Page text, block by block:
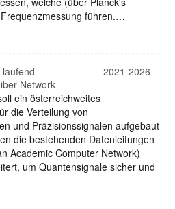
führen.…
laufend
2021-2026
Network
ein österreichweites
die Verteilung von
und Präzisionssignalen aufgebaut
die bestehenden Datenleitungen
Academic Computer Network)
um Quantensignale sicher und